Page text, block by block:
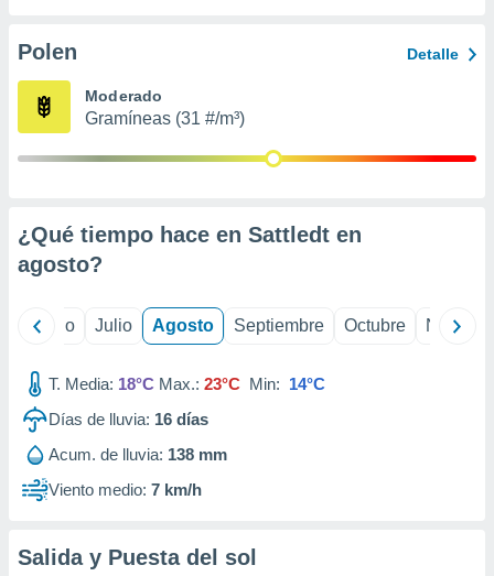
e
mediante
de
1199
Polen Detalle
Moderado
Gramíneas (31 #/m³)
¿Qué tiempo hace en Sattledt en
agosto?
Junio Julio Agosto Septiembre Octubre
T. Media: 18°C Max.: 23°C Min: 14°C
Días de lluvia: 16 días
Acum. de lluvia: 138 mm
Viento medio: 7 km/h
Salida y Puesta del sol